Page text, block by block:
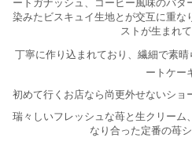
ートガナッシュ、コーヒー風味のバ
染みたビスキュイ生地とが交互に重な
ストが生まれて
丁寧に作り込まれており、繊細で素晴
ートケー
初めて行くお店なら尚更外せないショ
瑞々しいフレッシュな苺と生クリーム
なり合った定番の苺シ